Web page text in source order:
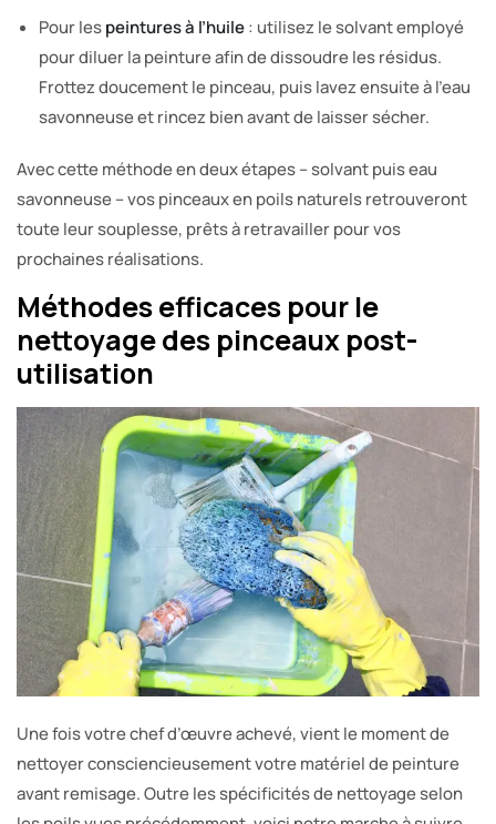
Pour lespeintures à l’huile: utilisez le solvant employé
pour diluer la peinture afin de dissoudre les résidus.
Frottez doucement le pinceau, puis lavez ensuite à l’eau
savonneuse et rincez bien avant de laisser sécher.
Avec cette méthode en deux étapes – solvant puis eau
savonneuse – vos pinceaux en poils naturels retrouveront
toute leur souplesse, prêts à retravailler pour vos
prochaines réalisations.
Méthodes efficaces pour le
nettoyage des pinceaux post-
utilisation
Une fois votre chef d’œuvre achevé, vient le moment de
nettoyer consciencieusement votre matériel de peinture
avant remisage. Outre les spécificités de nettoyage selon